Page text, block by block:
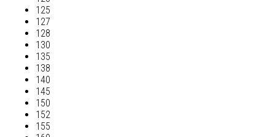
125
127
128
130
135
138
140
145
150
152
155